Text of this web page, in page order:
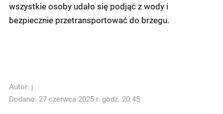
wszystkie osoby udało się podjąć z wody i
bezpiecznie przetransportować do brzegu.
Autor: j
Dodano: 27 czerwca 2025 r. godz. 20:45